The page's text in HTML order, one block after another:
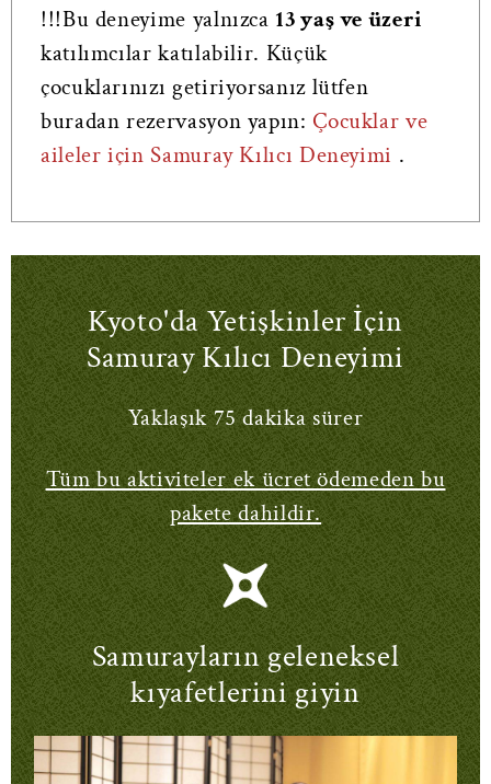
!!!Bu deneyime yalnızca 13 yaş ve üzeri
katılımcılar katılabilir. Küçük
çocuklarınızı getiriyorsanız lütfen
buradan rezervasyon yapın: Çocuklar ve
aileler için Samuray Kılıcı Deneyimi .
Kyoto'da Yetişkinler İçin
Samuray Kılıcı Deneyimi
Yaklaşık 75 dakika sürer
Tüm bu aktiviteler ek ücret ödemeden bu
pakete dahildir.
Samurayların geleneksel
kıyafetlerini giyin